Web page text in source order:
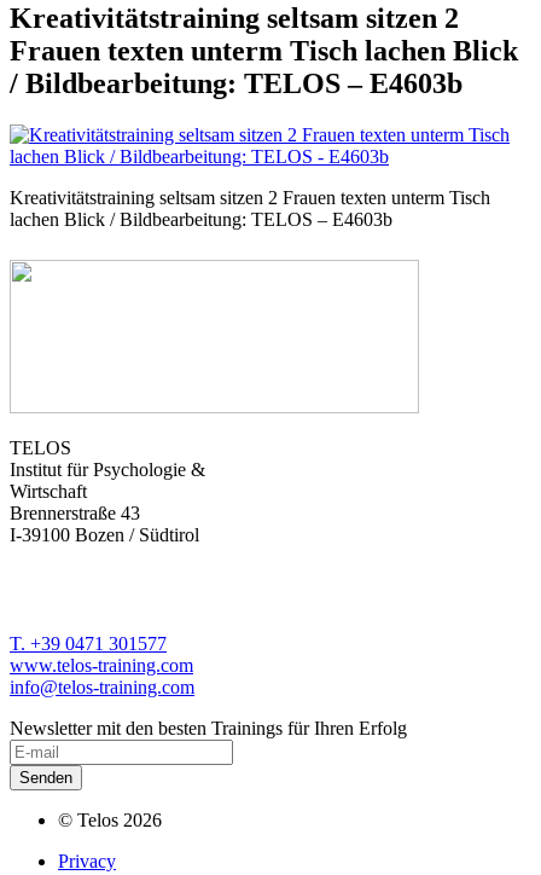
Kreativitätstraining seltsam sitzen 2
Frauen texten unterm Tisch lachen Blick
/ Bildbearbeitung: TELOS – E4603b
Kreativitätstraining seltsam sitzen 2 Frauen texten unterm Tisch
lachen Blick / Bildbearbeitung: TELOS – E4603b
TELOS
Institut für Psychologie &
Wirtschaft
Brennerstraße 43
I-39100 Bozen / Südtirol
T. +39 0471 301577
www.telos-training.com
info@telos-training.com
Newsletter mit den besten Trainings für Ihren Erfolg
© Telos 2026
Privacy